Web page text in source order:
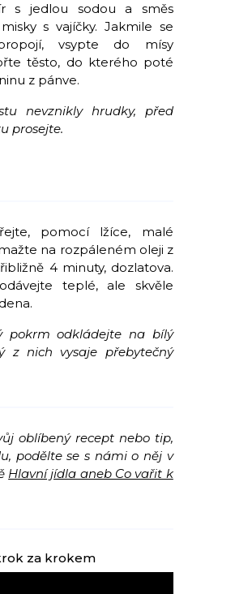
s jedlou sodou a směs
s vajíčky. Jakmile se
vsypte do mísy
těsto, do kterého poté
z pánve.
nevznikly hrudky, před
prosejte.
pomocí lžíce, malé
na rozpáleném oleji z
4 minuty, dozlatova.
teplé, ale skvěle
pokrm odkládejte na bílý
z nich vysaje přebytečný
oblíbený recept nebo tip,
podělte se s námi o něj v
Hlavní jídla aneb Co vařit k
za krokem